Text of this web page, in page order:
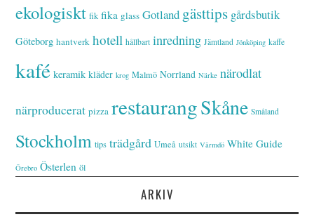
ekologiskt fik fika glass Gotland gästtips gårdsbutik
Göteborg hantverk hotell hållbart inredning Jämtland Jönköping kaffe
kafé keramik kläder krog Malmö Norrland Närke närodlat
närproducerat pizza restaurangSkåne Småland
Stockholm tips trädgård Umeå utsikt Värmdö White Guide
Örebro Österlen öl
ARKIV